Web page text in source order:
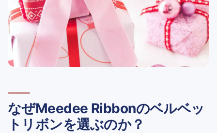
なぜMeedee Ribbonのベルベッ
トリボンを選ぶのか？